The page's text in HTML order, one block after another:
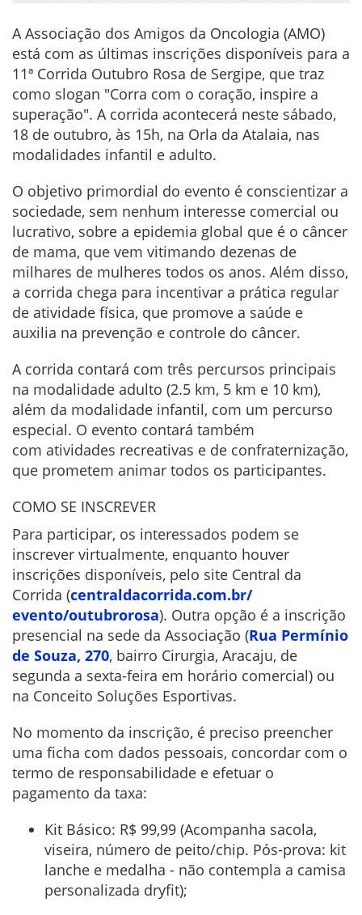
A Associação dos Amigos da Oncologia (AMO)
está com as últimas inscrições disponíveis para a
11ª Corrida Outubro Rosa de Sergipe, que traz
como slogan "Corra com o coração, inspire a
superação". A corrida acontecerá neste sábado,
18 de outubro, às 15h, na Orla da Atalaia, nas
modalidades infantil e adulto.
O objetivo primordial do evento é conscientizar a
sociedade, sem nenhum interesse comercial ou
lucrativo, sobre a epidemia global que é o câncer
de mama, que vem vitimando dezenas de
milhares de mulheres todos os anos. Além disso,
a corrida chega para incentivar a prática regular
de atividade física, que promove a saúde e
auxilia na prevenção e controle do câncer.
A corrida contará com três percursos principais
na modalidade adulto (2.5 km, 5 km e 10 km),
além da modalidade infantil, com um percurso
especial. O evento contará também
com atividades recreativas e de confraternização,
que prometem animar todos os participantes.
COMO SE INSCREVER
Para participar, os interessados podem se
inscrever virtualmente, enquanto houver
inscrições disponíveis, pelo site Central da
Corrida (centraldacorrida.com.br/
evento/outubrorosa). Outra opção é a inscrição
presencial na sede da Associação (Rua Permínio
de Souza, 270, bairro Cirurgia, Aracaju, de
segunda a sexta-feira em horário comercial) ou
na Conceito Soluções Esportivas.
No momento da inscrição, é preciso preencher
uma ficha com dados pessoais, concordar com o
termo de responsabilidade e efetuar o
pagamento da taxa:
Kit Básico: R$ 99,99 (Acompanha sacola,
viseira, número de peito/chip. Pós-prova: kit
lanche e medalha - não contempla a camisa
personalizada dryfit);